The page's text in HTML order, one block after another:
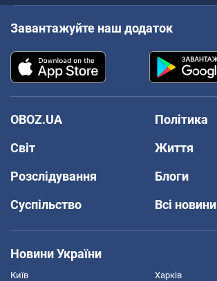
Завантажуйте наш додаток
OBOZ.UA
Політика
Світ
Життя
Розслідування
Блоги
Суспільство
Всі новини
Новини України
Київ Харків